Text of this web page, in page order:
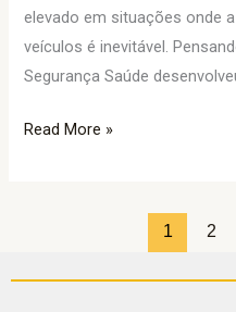
elevado em situações onde
veículos é inevitável.
Segurança Saúde
Read More »
1 2